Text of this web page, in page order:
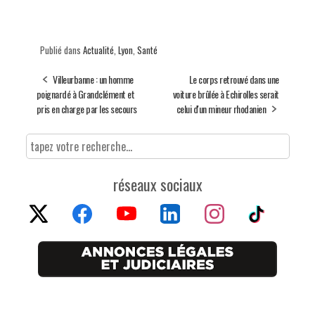
Publié dans Actualité, Lyon, Santé
Villeurbanne : un homme
poignardé à Grandclément et
pris en charge par les secours
Le corps retrouvé dans une
voiture brûlée à Echirolles serait
celui d'un mineur rhodanien
réseaux sociaux